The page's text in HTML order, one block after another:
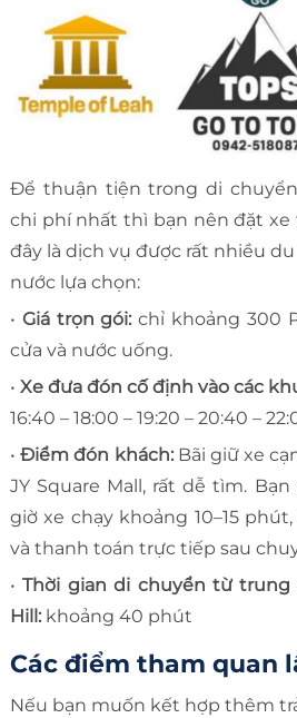
Để thuận tiện trong di
chi phí nhất thì bạn nên đặt xe
đây là dịch vụ được rất nhiều
nước lựa chọn:
• Giá trọn gói: chỉ khoảng 300
cửa và nước uống.
• Xe đưa đón cố định vào các
16:40 – 18:00 – 19:20 – 20:40 –
•Điểm đón khách:Bãi giữ xe
JY Square Mall, rất dễ tìm.
giờ xe chạy khoảng 10–15
và thanh toán trực tiếp sau
•Thời gian di chuyển từ trung
Hill: khoảng 40 phút
Các điểm tham quan
Nếu bạn muốn kết hợp thêm